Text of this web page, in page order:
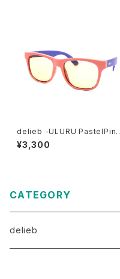
delieb -ULURU PastelPink
Purple/LightBrown- KIDS
size
¥3,300
CATEGORY
delieb